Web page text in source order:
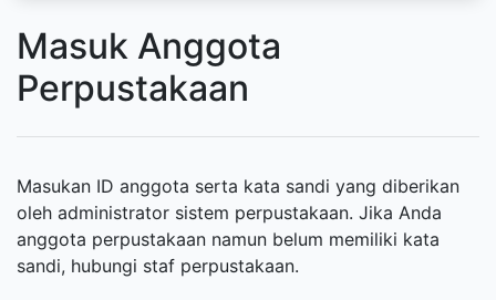
Masuk Anggota
Perpustakaan
Masukan ID anggota serta kata sandi yang diberikan
oleh administrator sistem perpustakaan. Jika Anda
anggota perpustakaan namun belum memiliki kata
sandi, hubungi staf perpustakaan.